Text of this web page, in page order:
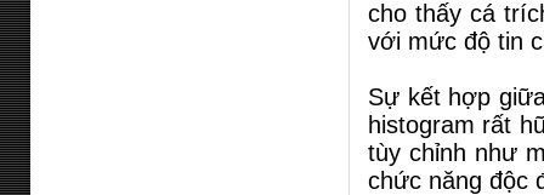
cho thấy cá
với mức độ tin
Sự kết hợp
histogram rất
tùy chỉnh như
chức năng độc